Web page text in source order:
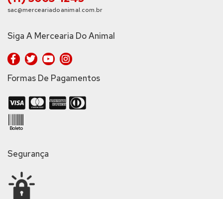
sac@merceariadoanimal.com.br
Siga A Mercearia Do Animal
Formas De Pagamentos
Segurança